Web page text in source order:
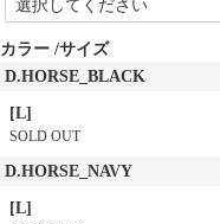
カラー サイズ
D.HORSE_BLACK
[L]
SOLD OUT
D.HORSE_NAVY
[L]